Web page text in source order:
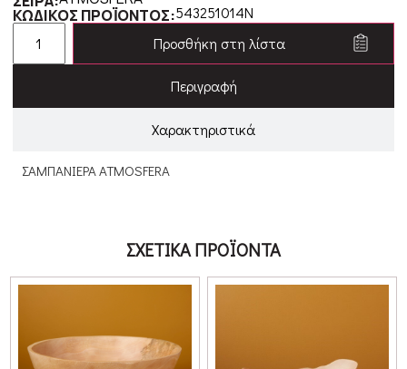
ΚΩΔΙΚΟΣ ΠΡΟΪΟΝΤΟΣ:543251014N
Προσθήκη στη λίστα
Περιγραφή
Χαρακτηριστικά
ΣΑΜΠΑΝΙΕΡΑ ATMOSFERA
ΣΧΕΤΙΚΑ ΠΡΟΪΟΝΤΑ